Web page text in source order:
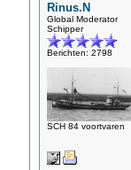
Rinus.N
Global Moderator
Schipper
Berichten: 2798
SCH 84 voortvaren